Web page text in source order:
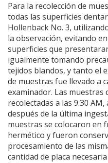
Para la recolección de
todas las superficies
Hollenback No. 3,
la observación, evitando
superficies que
igualmente tomando
tejidos blandos, y tanto el
de muestras fue llevado a
examinador. Las muestras
recolectadas a las 9:30
después de la última
muestras se colocaron en
hermético y fueron
procesamiento de las
cantidad de placa